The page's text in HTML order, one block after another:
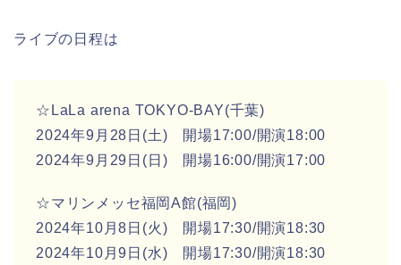
ライブの日程は
☆LaLa arena TOKYO-BAY(千葉)
2024年9月28日(土) 開場17:00/開演18:00
2024年9月29日(日) 開場16:00/開演17:00
☆マリンメッセ福岡A館(福岡)
2024年10月8日(火) 開場17:30/開演18:30
2024年10月9日(水) 開場17:30/開演18:30